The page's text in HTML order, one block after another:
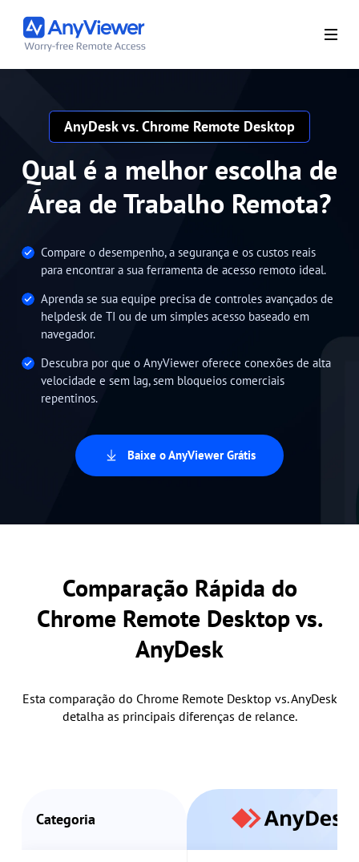
AnyDesk vs. Chrome Remote Desktop
Qual é a melhor escolha de
Área de Trabalho Remota?
Compare o desempenho, a segurança e os custos reais
para encontrar a sua ferramenta de acesso remoto ideal.
Aprenda se sua equipe precisa de controles avançados de
helpdesk de TI ou de um simples acesso baseado em
navegador.
Descubra por que o AnyViewer oferece conexões de alta
velocidade e sem lag, sem bloqueios comerciais
repentinos.
Baixe o AnyViewer Grátis
Comparação Rápida do
Chrome Remote Desktop vs.
AnyDesk
Esta comparação do Chrome Remote Desktop vs. AnyDesk
detalha as principais diferenças de relance.
Categoria